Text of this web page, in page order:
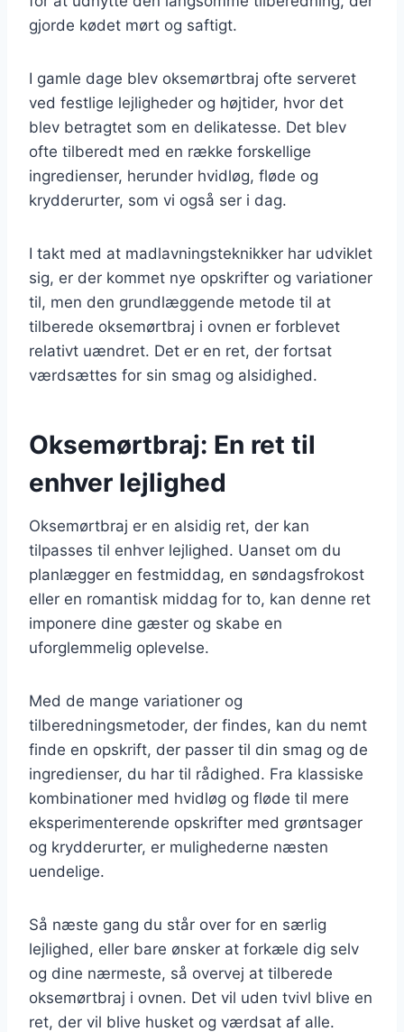
gjorde kødet mørt og saftigt.
I gamle dage blev oksemørtbraj ofte serveret
ved festlige lejligheder og højtider, hvor det
blev betragtet som en delikatesse. Det blev
ofte tilberedt med en række forskellige
ingredienser, herunder hvidløg, fløde og
krydderurter, som vi også ser i dag.
I takt med at madlavningsteknikker har udviklet
sig, er der kommet nye opskrifter og variationer
til, men den grundlæggende metode til at
tilberede oksemørtbraj i ovnen er forblevet
relativt uændret. Det er en ret, der fortsat
værdsættes for sin smag og alsidighed.
Oksemørtbraj: En ret til
enhver lejlighed
Oksemørtbraj er en alsidig ret, der kan
tilpasses til enhver lejlighed. Uanset om du
planlægger en festmiddag, en søndagsfrokost
eller en romantisk middag for to, kan denne ret
imponere dine gæster og skabe en
uforglemmelig oplevelse.
Med de mange variationer og
tilberedningsmetoder, der findes, kan du nemt
finde en opskrift, der passer til din smag og de
ingredienser, du har til rådighed. Fra klassiske
kombinationer med hvidløg og fløde til mere
eksperimenterende opskrifter med grøntsager
og krydderurter, er mulighederne næsten
uendelige.
Så næste gang du står over for en særlig
lejlighed, eller bare ønsker at forkæle dig selv
og dine nærmeste, så overvej at tilberede
oksemørtbraj i ovnen. Det vil uden tvivl blive en
ret, der vil blive husket og værdsat af alle.